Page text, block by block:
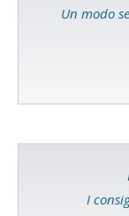
Un modo
I